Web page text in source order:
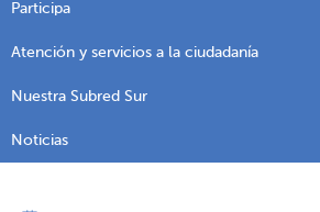
Participa
Atención y servicios a la ciudadanía
Nuestra Subred Sur
Noticias